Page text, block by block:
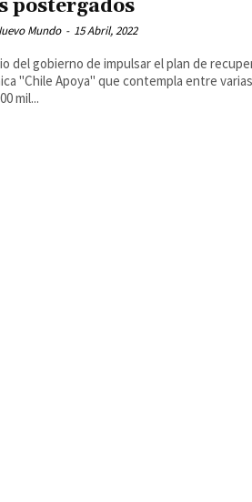
postergados
Mundo - 15 Abril, 2022
del gobierno de impulsar el plan de
"Chile Apoya" que contempla entre
mil...